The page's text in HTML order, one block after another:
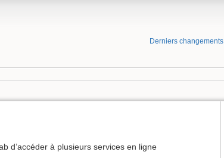
Derniers changements
d’accéder à plusieurs services en ligne